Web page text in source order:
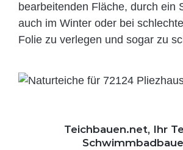
bearbeitenden Fläche, durch ein
auch im Winter oder bei
Folie zu verlegen und sogar zu
Teichbauen.net, Ihr